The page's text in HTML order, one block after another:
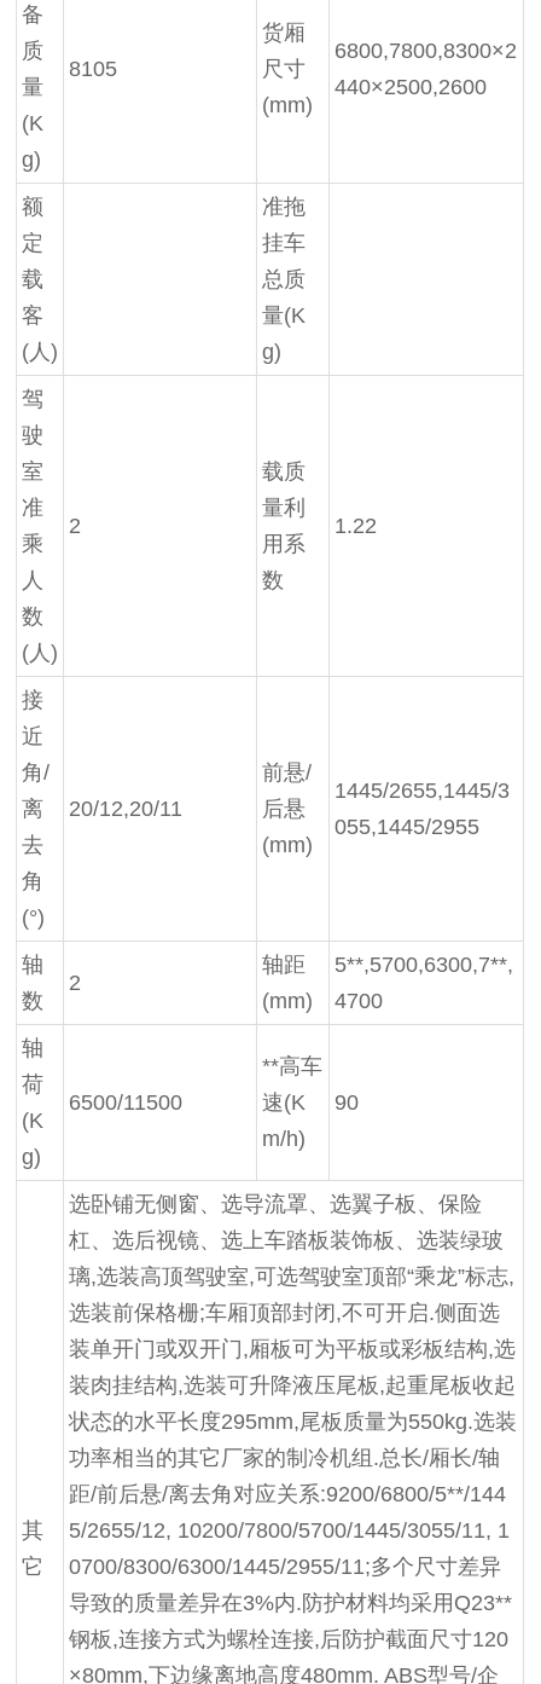
备
质
量
(K
g)
8105
货厢
尺寸
(mm)
6800,7800,8300×2
440×2500,2600
额
定
载
客
(人)
准拖
挂车
总质
量(K
g)
驾
驶
室
准
乘
人
数
(人)
2
载质
量利
用系
数
1.22
接
近
角/
离
去
角
(°)
20/12,20/11
前悬/
后悬
(mm)
1445/2655,1445/3
055,1445/2955
轴
数
2
轴距
(mm)
5**,5700,6300,7**,
4700
轴
荷
(K
g)
6500/11500
**高车
速(K
m/h)
90
其
它
选卧铺无侧窗、选导流罩、选翼子板、保险
杠、选后视镜、选上车踏板装饰板、选装绿玻
璃,选装高顶驾驶室,可选驾驶室顶部“乘龙”标志,
选装前保格栅;车厢顶部封闭,不可开启.侧面选
装单开门或双开门,厢板可为平板或彩板结构,选
装肉挂结构,选装可升降液压尾板,起重尾板收起
状态的水平长度295mm,尾板质量为550kg.选装
功率相当的其它厂家的制冷机组.总长/厢长/轴
距/前后悬/离去角对应关系:9200/6800/5**/144
5/2655/12, 10200/7800/5700/1445/3055/11, 1
0700/8300/6300/1445/2955/11;多个尺寸差异
导致的质量差异在3%内.防护材料均采用Q23**
钢板,连接方式为螺栓连接,后防护截面尺寸120
×80mm,下边缘离地高度480mm. ABS型号/企